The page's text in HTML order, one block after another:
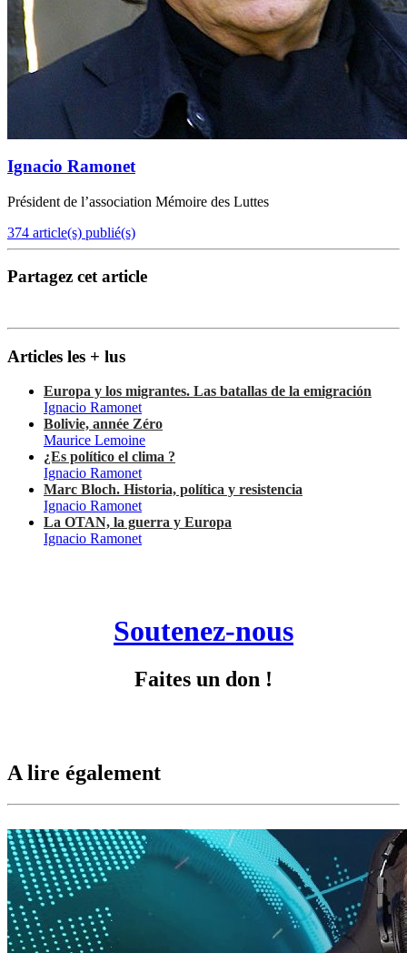
Ignacio Ramonet
Président de l’association Mémoire des Luttes
374 article(s) publié(s)
Partagez cet article
Articles les + lus
Europa y los migrantes. Las batallas de la emigración
Ignacio Ramonet
Bolivie, année Zéro
Maurice Lemoine
¿Es político el clima ?
Ignacio Ramonet
Marc Bloch. Historia, política y resistencia
Ignacio Ramonet
La OTAN, la guerra y Europa
Ignacio Ramonet
Soutenez-nous
Faites un don !
A lire également